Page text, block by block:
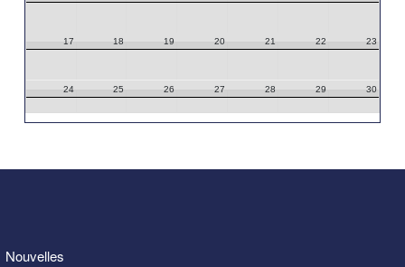
17 18 19 20 21 22 23
24 25 26 27 28 29 30
Nouvelles